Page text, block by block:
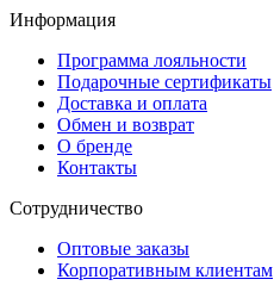
Информация
Программа лояльности
Подарочные сертификаты
Доставка и оплата
Обмен и возврат
О бренде
Контакты
Сотрудничество
Оптовые заказы
Корпоративным клиентам